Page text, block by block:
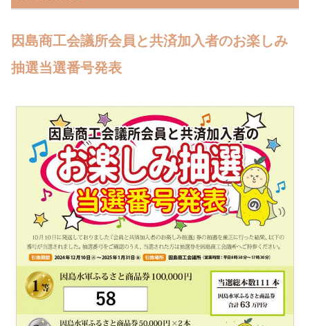
因島商工会議所会員と共済加入者のお楽しみ
抽選当選番号発表